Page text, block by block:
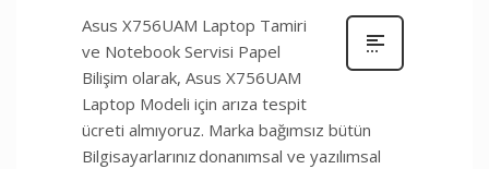
Asus X756UAM Laptop Tamiri
ve Notebook Servisi Papel
Bilişim olarak, Asus X756UAM
Laptop Modeli için arıza tespit
ücreti almıyoruz. Marka bağımsız bütün
Bilgisayarlarınız donanımsal ve yazılımsal